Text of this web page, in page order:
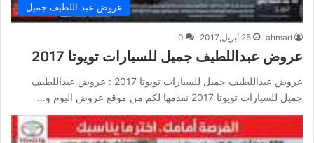
عروض عبد اللطيف جميل
ahmad 25 أبريل,2017 0
عروض عبداللطيف جميل للسيارات تويوتا 2017
عروض عبداللطيف جميل للسيارات تويوتا 2017 : عروض عبداللطيف
جميل للسيارات تويوتا 2017 نقدمها لكم من موقع عروض اليوم و…